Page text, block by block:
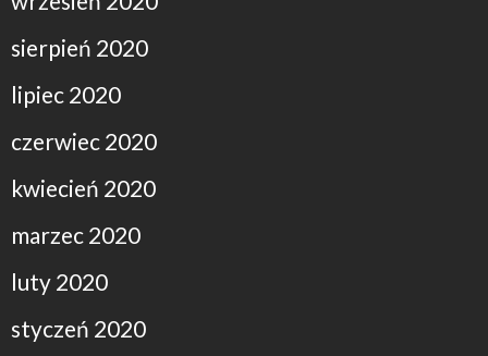
sierpień 2020
lipiec 2020
czerwiec 2020
kwiecień 2020
marzec 2020
luty 2020
styczeń 2020